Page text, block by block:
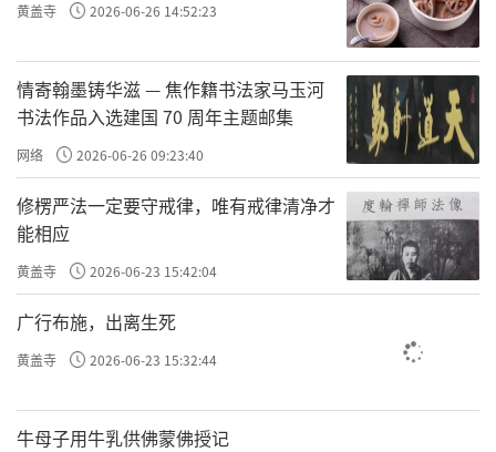
黄盖寺 2026-06-26 14:52:23
情寄翰墨铸华滋 — 焦作籍书法家马玉河
书法作品入选建国 70 周年主题邮集
网络 2026-06-26 09:23:40
修楞严法一定要守戒律，唯有戒律清净才
能相应
黄盖寺 2026-06-23 15:42:04
广行布施，出离生死
黄盖寺 2026-06-23 15:32:44
牛母子用牛乳供佛蒙佛授记